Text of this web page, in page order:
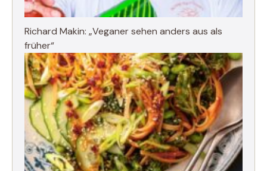
Richard Makin: „Veganer sehen anders aus als
früher“